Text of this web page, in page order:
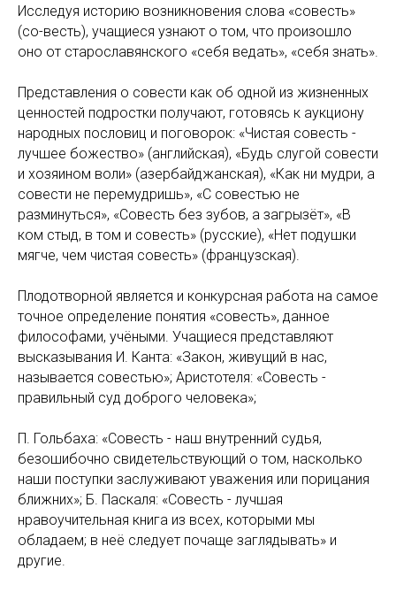
Исследуя историю возникновения слова «совесть»
(со-весть), учащиеся узнают о том, что произошло
оно от старославянского «себя ведать», «себя знать».
Представления о совести как об одной из жизненных
ценностей подростки получают, готовясь к аукциону
народных пословиц и поговорок: «Чистая совесть -
лучшее божество» (английская), «Будь слугой совести
и хозяином воли» (азербайджанская), «Как ни мудри, а
совести не перемудришь», «С совестью не
разминуться», «Совесть без зубов, а загрызёт», «В
ком стыд, в том и совесть» (русские), «Нет подушки
мягче, чем чистая совесть» (французская).
Плодотворной является и конкурсная работа на самое
точное определение понятия «совесть», данное
философами, учёными. Учащиеся представляют
высказывания И. Канта: «Закон, живущий в нас,
называется совестью»; Аристотеля: «Совесть -
правильный суд доброго человека»;
П. Гольбаха: «Совесть - наш внутренний судья,
безошибочно свидетельствующий о том, насколько
наши поступки заслуживают уважения или порицания
ближних»; Б. Паскаля: «Совесть - лучшая
нравоучительная книга из всех, которыми мы
обладаем; в неё следует почаще заглядывать» и
другие.